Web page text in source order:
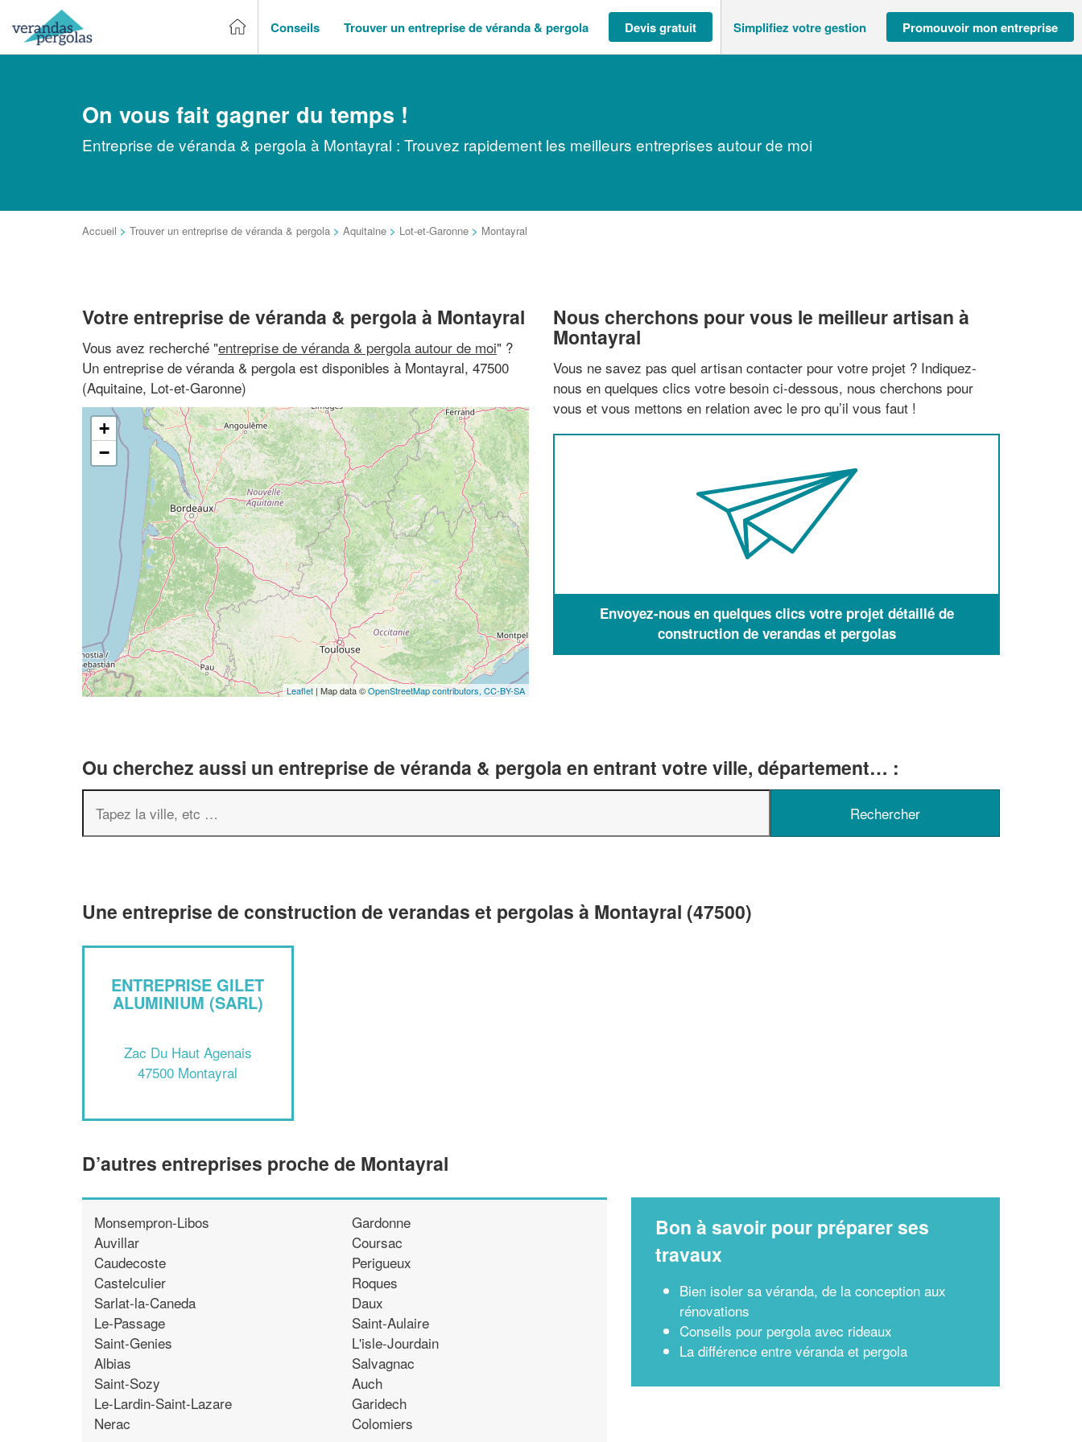
Conseils Trouver un entreprise de véranda & pergola Devis gratuit Simplifiez votre gestion Promouvoir mon entreprise
On vous fait gagner du temps !
Entreprise de véranda & pergola à Montayral : Trouvez rapidement les meilleurs entreprises autour de moi
Accueil > Trouver un entreprise de véranda & pergola > Aquitaine > Lot-et-Garonne > Montayral
Votre entreprise de véranda & pergola à Montayral
Vous avez recherché "entreprise de véranda & pergola autour de moi" ?
Un entreprise de véranda & pergola est disponibles à Montayral, 47500
(Aquitaine, Lot-et-Garonne)
+
−
Leaflet | Map data ©OpenStreetMap contributors, CC-BY-SA
Nous cherchons pour vous le meilleur artisan à
Montayral
Vous ne savez pas quel artisan contacter pour votre projet ? Indiquez-
nous en quelques clics votre besoin ci-dessous, nous cherchons pour
vous et vous mettons en relation avec le pro qu’il vous faut !
Envoyez-nous en quelques clics votre projet détaillé de
construction de verandas et pergolas
Ou cherchez aussi un entreprise de véranda & pergola en entrant votre ville, département… :
Une entreprise de construction de verandas et pergolas à Montayral (47500)
ENTREPRISE GILET
ALUMINIUM (SARL)
Zac Du Haut Agenais
47500 Montayral
D’autres entreprises proche de Montayral
Monsempron-Libos
Auvillar
Caudecoste
Castelculier
Sarlat-la-Caneda
Le-Passage
Saint-Genies
Albias
Saint-Sozy
Le-Lardin-Saint-Lazare
Nerac
Gardonne
Coursac
Perigueux
Roques
Daux
Saint-Aulaire
L'isle-Jourdain
Salvagnac
Auch
Garidech
Colomiers
Bon à savoir pour préparer ses
travaux
Bien isoler sa véranda, de la conception aux
rénovations
Conseils pour pergola avec rideaux
La différence entre véranda et pergola
✕
Vous êtes un